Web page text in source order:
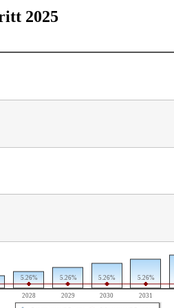
2025
2028 2029 2030 2031
5.26% 5.26% 5.26% 5.26%